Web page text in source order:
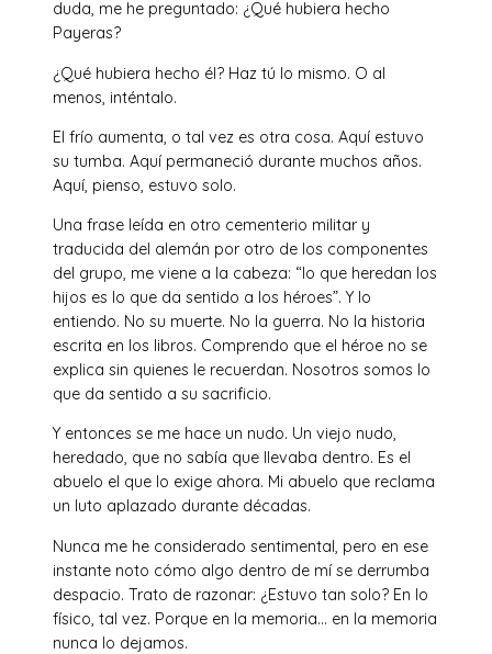
duda, me he preguntado: ¿Qué hubiera hecho
Payeras?
¿Qué hubiera hecho él? Haz tú lo mismo. O al
menos, inténtalo.
El frío aumenta, o tal vez es otra cosa. Aquí estuvo
su tumba. Aquí permaneció durante muchos años.
Aquí, pienso, estuvo solo.
Una frase leída en otro cementerio militar y
traducida del alemán por otro de los componentes
del grupo, me viene a la cabeza: “lo que heredan los
hijos es lo que da sentido a los héroes”. Y lo
entiendo. No su muerte. No la guerra. No la historia
escrita en los libros. Comprendo que el héroe no se
explica sin quienes le recuerdan. Nosotros somos lo
que da sentido a su sacrificio.
Y entonces se me hace un nudo. Un viejo nudo,
heredado, que no sabía que llevaba dentro. Es el
abuelo el que lo exige ahora. Mi abuelo que reclama
un luto aplazado durante décadas.
Nunca me he considerado sentimental, pero en ese
instante noto cómo algo dentro de mí se derrumba
despacio. Trato de razonar: ¿Estuvo tan solo? En lo
físico, tal vez. Porque en la memoria… en la memoria
nunca lo dejamos.